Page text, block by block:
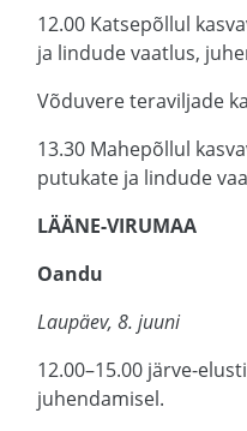
12.00 Katsepõllul
ja lindude vaatlus,
Võduvere teraviljade
13.30 Mahepõllul
putukate ja lindude
LÄÄNE-VIRUMAA
Oandu
Laupäev, 8. juuni
12.00–15.00 järve-
juhendamisel.